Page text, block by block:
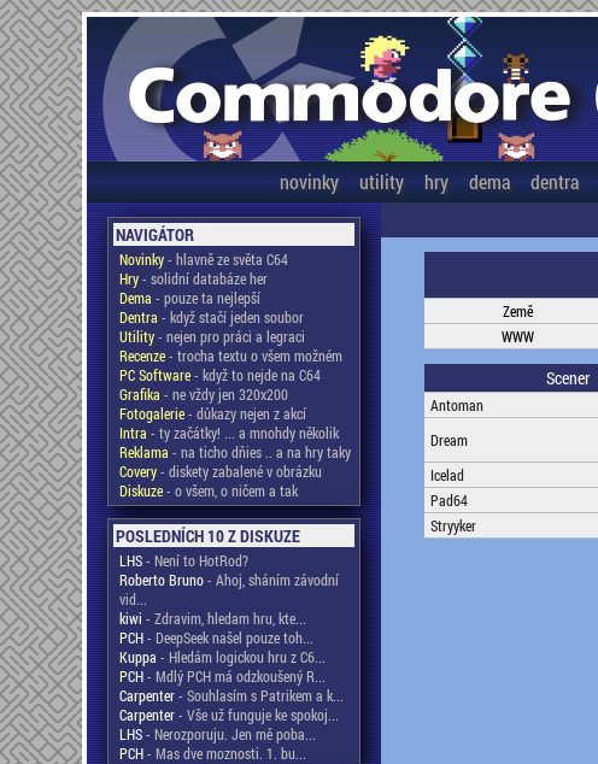
novinky utility hry dema dentra
NAVIGÁTOR
Novinky- hlavně ze světa C64
Hry- solidní databáze her
Dema - pouze ta nejlepší
Dentra - když stačí jeden soubor
Utility- nejen pro práci a legraci
Recenze- trocha textu o všem možném
PC Software- když to nejde na C64
Grafika - ne vždy jen 320x200
Fotogalerie- důkazy nejen z akcí
Intra - ty začátky! ... a mnohdy několik
Reklama - na ticho dňies .. a na hry taky
Covery- diskety zabalené v obrázku
Diskuze- o všem, o ničem a tak
POSLEDNÍCH 10 Z DISKUZE
LHS- Není to HotRod?
Roberto Bruno- Ahoj, sháním závodní
vid...
kiwi - Zdravim, hledam hru, kte...
PCH- DeepSeek našel pouze toh...
Kuppa - Hledám logickou hru z C6...
PCH- Mdlý PCH má odzkoušený R...
Carpenter- Souhlasím s Patrikem a k...
Carpenter- Vše už funguje ke spokoj...
LHS- Nerozporuju. Jen mě poba...
PCH- Mas dve moznosti. 1. bu...
Země
WWW
Scener
Antoman
Dream
Icelad
Pad64
Stryyker